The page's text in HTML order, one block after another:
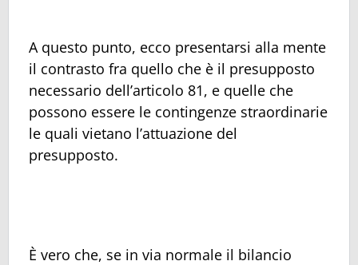
A questo punto, ecco presentarsi alla mente
il contrasto fra quello che è il presupposto
necessario dell’articolo 81, e quelle che
possono essere le contingenze straordinarie
le quali vietano l’attuazione del
presupposto.
È vero che, se in via normale il bilancio